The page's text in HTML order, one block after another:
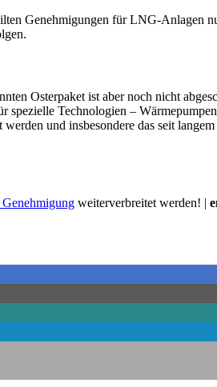
Genehmigungen für LNG-Anlagen
Osterpaket ist aber noch nicht
Technologien –
und insbesondere das seit
weiterverbreitet werden! |